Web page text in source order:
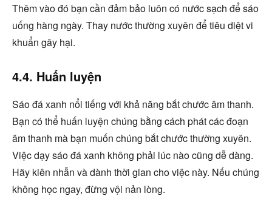
Thêm vào đó bạn cần đảm bảo luôn có nước sạch để sáo
uống hàng ngày. Thay nước thường xuyên để tiêu diệt vi
khuẩn gây hại.
4.4. Huấn luyện
Sáo đá xanh nổi tiếng với khả năng bắt chước âm thanh.
Bạn có thể huấn luyện chúng bằng cách phát các đoạn
âm thanh mà bạn muốn chúng bắt chước thường xuyên.
Việc dạy sáo đá xanh không phải lúc nào cũng dễ dàng.
Hãy kiên nhẫn và dành thời gian cho việc này. Nếu chúng
không học ngay, đừng vội nản lòng.